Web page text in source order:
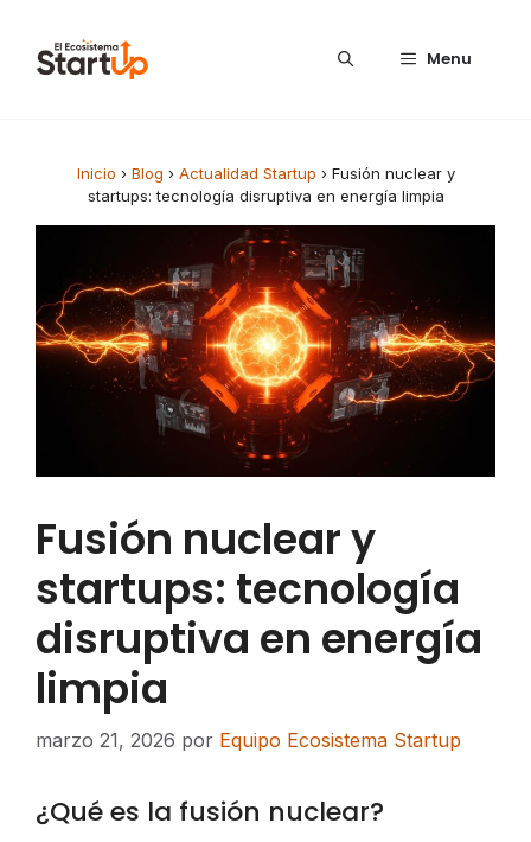
Menu
Inicio › Blog › Actualidad Startup › Fusión nuclear y
startups: tecnología disruptiva en energía limpia
Fusión nuclear y
startups: tecnología
disruptiva en energía
limpia
marzo 21, 2026 por Equipo Ecosistema Startup
¿Qué es la fusión nuclear?